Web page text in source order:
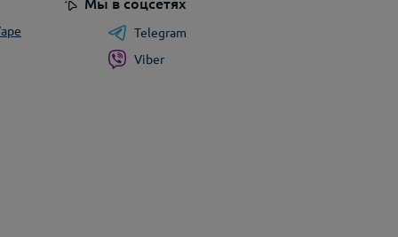
Мы в соцсетях
Telegram
Viber